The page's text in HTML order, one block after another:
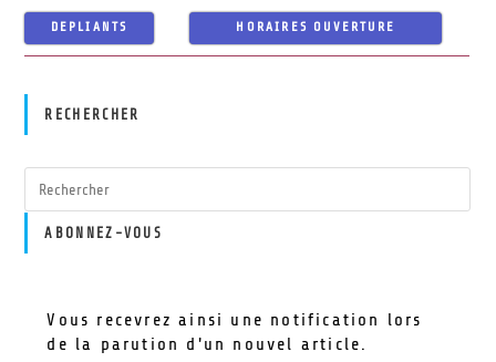
DEPLIANTS HORAIRES OUVERTURE
RECHERCHER
ABONNEZ-VOUS
Vous recevrez ainsi une notification lors
de la parution d'un nouvel article.